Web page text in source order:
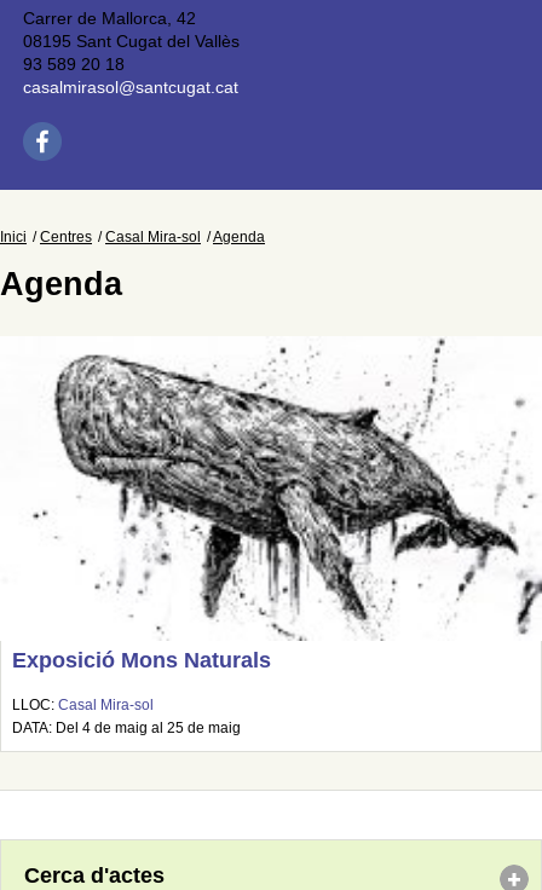
Carrer de Mallorca, 42
08195 Sant Cugat del Vallès
93 589 20 18
casalmirasol@santcugat.cat
Inici Centres Casal Mira-sol Agenda
Agenda
Exposició Mons Naturals
LLOC: Casal Mira-sol
DATA: Del 4 de maig al 25 de maig
Cerca d'actes